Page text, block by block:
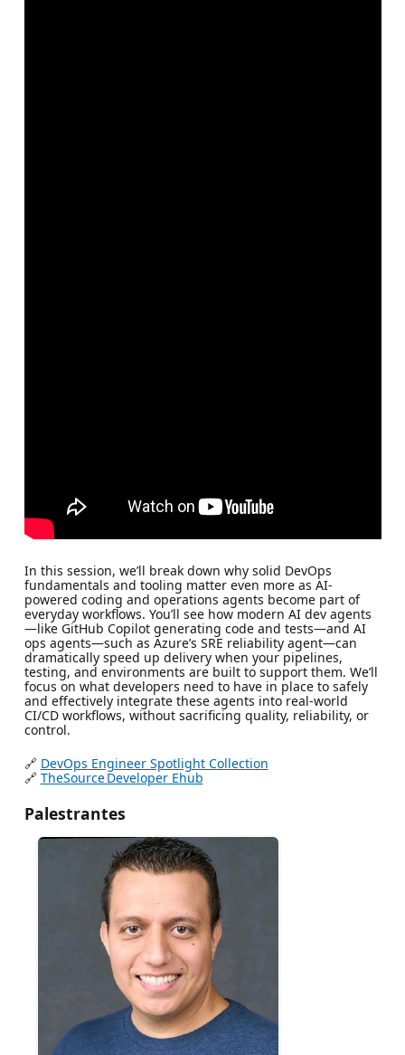
In this session, we’ll break down why solid DevOps
fundamentals and tooling matter even more as AI-
powered coding and operations agents become part of
everyday workflows. You’ll see how modern AI dev agents
—like GitHub Copilot generating code and tests—and AI
ops agents—such as Azure’s SRE reliability agent—can
dramatically speed up delivery when your pipelines,
testing, and environments are built to support them. We’ll
focus on what developers need to have in place to safely
and effectively integrate these agents into real-world
CI/CD workflows, without sacrificing quality, reliability, or
control.
🔗 DevOps Engineer Spotlight Collection
🔗 TheSource Developer Ehub
Palestrantes